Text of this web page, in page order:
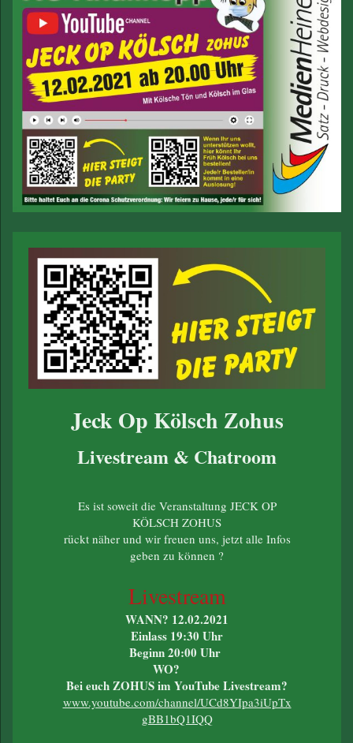
Jeck Op Kölsch Zohus
Livestream & Chatroom
Es ist soweit die Veranstaltung JECK OP
KÖLSCH ZOHUS
rückt näher und wir freuen uns, jetzt alle Infos
geben zu können ?
Livestream
WANN? 12.02.2021
Einlass 19:30 Uhr
Beginn 20:00 Uhr
WO?
Bei euch ZOHUS im YouTube Livestream?
www.youtube.com/channel/UCd8YIpa3iUpTx
gBB1bQ1IQQ